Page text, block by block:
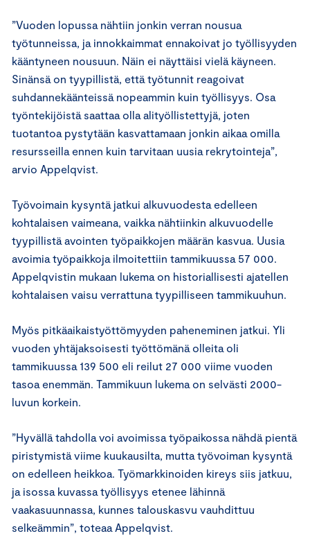
”Vuoden lopussa nähtiin jonkin verran nousua
työtunneissa, ja innokkaimmat ennakoivat jo työllisyyden
kääntyneen nousuun. Näin ei näyttäisi vielä käyneen.
Sinänsä on tyypillistä, että työtunnit reagoivat
suhdannekäänteissä nopeammin kuin työllisyys. Osa
työntekijöistä saattaa olla alityöllistettyjä, joten
tuotantoa pystytään kasvattamaan jonkin aikaa omilla
resursseilla ennen kuin tarvitaan uusia rekrytointeja”,
arvio Appelqvist.
Työvoimain kysyntä jatkui alkuvuodesta edelleen
kohtalaisen vaimeana, vaikka nähtiinkin alkuvuodelle
tyypillistä avointen työpaikkojen määrän kasvua. Uusia
avoimia työpaikkoja ilmoitettiin tammikuussa 57 000.
Appelqvistin mukaan lukema on historiallisesti ajatellen
kohtalaisen vaisu verrattuna tyypilliseen tammikuuhun.
Myös pitkäaikaistyöttömyyden paheneminen jatkui. Yli
vuoden yhtäjaksoisesti työttömänä olleita oli
tammikuussa 139 500 eli reilut 27 000 viime vuoden
tasoa enemmän. Tammikuun lukema on selvästi 2000-
luvun korkein.
”Hyvällä tahdolla voi avoimissa työpaikossa nähdä pientä
piristymistä viime kuukausilta, mutta työvoiman kysyntä
on edelleen heikkoa. Työmarkkinoiden kireys siis jatkuu,
ja isossa kuvassa työllisyys etenee lähinnä
vaakasuunnassa, kunnes talouskasvu vauhdittuu
selkeämmin”, toteaa Appelqvist.